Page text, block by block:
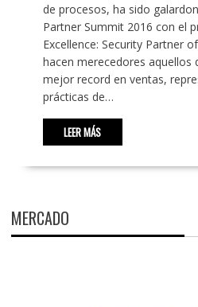
de procesos, ha sido
Partner Summit 2016 con el
Excellence: Security Partner
hacen merecedores aquellos
mejor record en ventas,
prácticas de…
LEER MÁS
MERCADO